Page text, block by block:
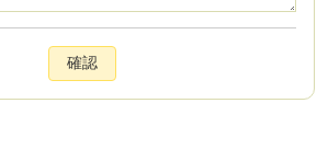
確認